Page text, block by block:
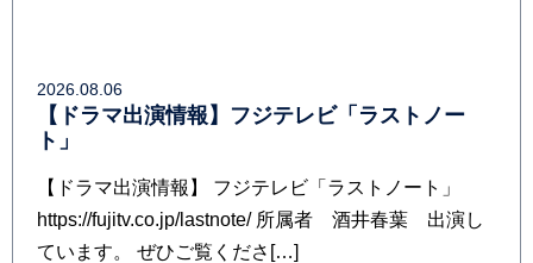
2026.08.06
【ドラマ出演情報】フジテレビ「ラストノー
ト」
【ドラマ出演情報】 フジテレビ「ラストノート」
https://fujitv.co.jp/lastnote/ 所属者 酒井春葉 出演し
ています。 ぜひご覧くださ[…]